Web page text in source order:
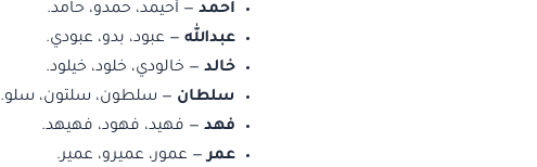
أحمد — أحيمد، حمدو، حامد.
عبدالله — عبود، بدو، عبودي.
خالد — خالودي، خلود، خيلود.
سلطان — سلطون، سلتون، سلو.
فهد — فهيد، فهود، فهيهد.
عمر— عمور، عميرو، عمير.